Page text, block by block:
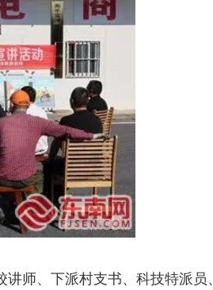
师、下派村支书、科技特派员、